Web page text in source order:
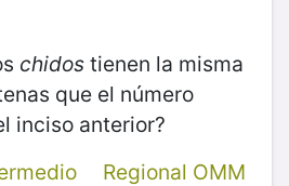
chidos tienen la misma
que el número
inciso anterior?
Regional OMM